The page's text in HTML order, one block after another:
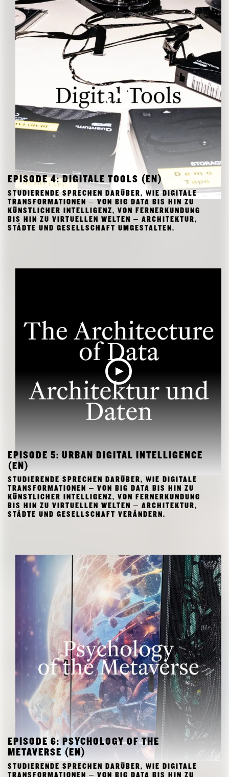
EPISODE 4: DIGITALE TOOLS (EN)
STUDIERENDE SPRECHEN DARÜBER, WIE DIGITALE
TRANSFORMATIONEN – VON BIG DATA BIS HIN ZU
KÜNSTLICHER INTELLIGENZ, VON FERNERKUNDUNG
BIS HIN ZU VIRTUELLEN WELTEN – ARCHITEKTUR,
STÄDTE UND GESELLSCHAFT UMGESTALTEN.
EPISODE 5: URBAN DIGITAL INTELLIGENCE
(EN)
STUDIERENDE SPRECHEN DARÜBER, WIE DIGITALE
TRANSFORMATIONEN – VON BIG DATA BIS HIN ZU
KÜNSTLICHER INTELLIGENZ, VON FERNERKUNDUNG
BIS HIN ZU VIRTUELLEN WELTEN – ARCHITEKTUR,
STÄDTE UND GESELLSCHAFT VERÄNDERN.
EPISODE 6: PSYCHOLOGY OF THE
METAVERSE (EN)
STUDIERENDE SPRECHEN DARÜBER, WIE DIGITALE
TRANSFORMATIONEN – VON BIG DATA BIS HIN ZU